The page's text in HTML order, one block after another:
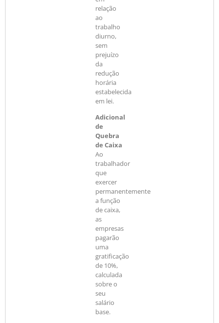
relação
ao
trabalho
diurno,
sem
prejuízo
da
redução
horária
estabelecida
em lei.
Adicional
de
Quebra
de Caixa
Ao
trabalhador
que
exercer
permanentemente
a função
de caixa,
as
empresas
pagarão
uma
gratificação
de 10%,
calculada
sobre o
seu
salário
base.